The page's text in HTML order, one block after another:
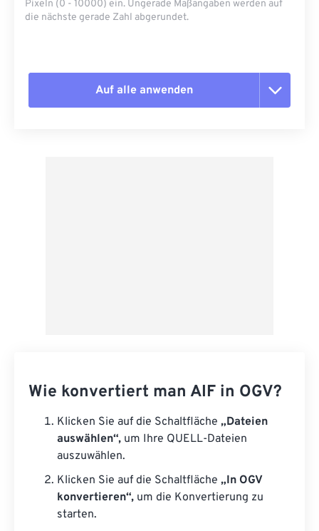
Pixeln (0 - 10000) ein. Ungerade Maßangaben werden auf
die nächste gerade Zahl abgerundet.
Auf alle anwenden
Wie konvertiert man AIF in OGV?
Klicken Sie auf die Schaltfläche „Dateien
auswählen“, um Ihre QUELL-Dateien
auszuwählen.
Klicken Sie auf die Schaltfläche „In OGV
konvertieren“, um die Konvertierung zu
starten.